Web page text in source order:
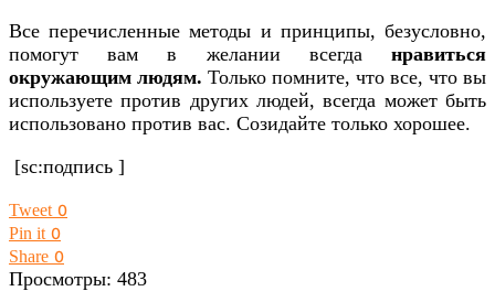
Все перечисленные методы и принципы, безусловно,
помогут вам в желании всегда нравиться
окружающим людям. Только помните, что все, что вы
используете против других людей, всегда может быть
использовано против вас. Созидайте только хорошее.
[sc:подпись ]
Tweet 0
Pin it 0
Share 0
Просмотры: 483